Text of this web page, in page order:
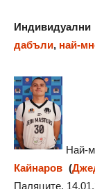
Индивидуални
дабъли, най-
Кайнаров (
Паляците,